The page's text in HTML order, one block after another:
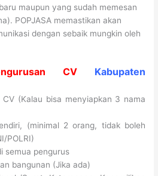
maupun yang sudah memesan
POPJASA memastikan akan
dengan sebaik mungkin oleh
CV Kabupaten
CV (Kalau bisa menyiapkan 3 nama
(minimal 2 orang, tidak boleh
POLRI)
semua pengurus
bangunan (Jika ada)